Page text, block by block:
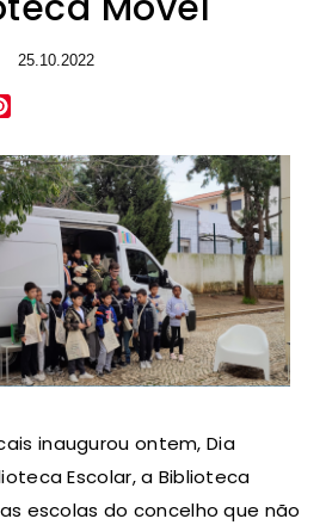
25.10.2022
inaugurou ontem, Dia
Escolar, a Biblioteca
escolas do concelho que não